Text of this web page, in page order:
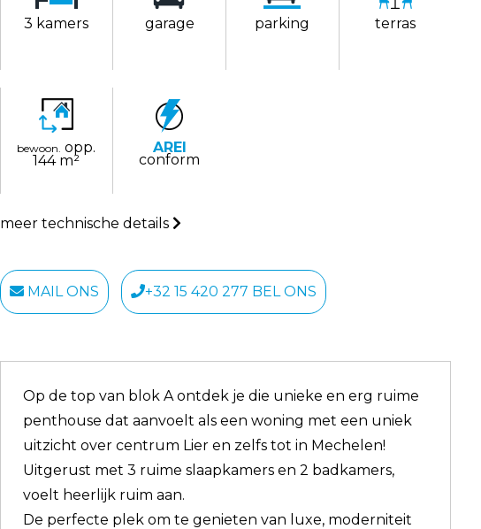
3 kamers garage parking terras
bewoon. opp.
144 m²
AREI
conform
meer technische details
MAIL ONS +32 15 420 277 BEL ONS
Op de top van blok A ontdek je die unieke en erg ruime
penthouse dat aanvoelt als een woning met een uniek
uitzicht over centrum Lier en zelfs tot in Mechelen!
Uitgerust met 3 ruime slaapkamers en 2 badkamers,
voelt heerlijk ruim aan.
De perfecte plek om te genieten van luxe, moderniteit